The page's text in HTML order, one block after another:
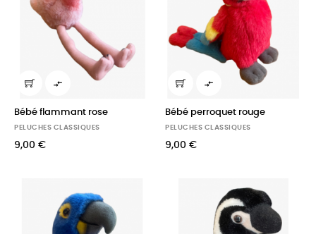

Bébé flammant rose
PELUCHES CLASSIQUES
9,00 €

Bébé perroquet rouge
PELUCHES CLASSIQUES
9,00 €